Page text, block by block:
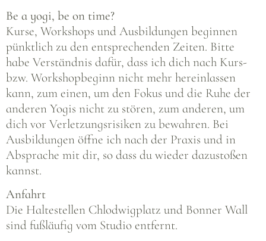
Be a yogi, be on time?
Kurse, Workshops und Ausbildungen beginnen
pünktlich zu den entsprechenden Zeiten. Bitte
habe Verständnis dafür, dass ich dich nach Kurs-
bzw. Workshopbeginn nicht mehr hereinlassen
kann, zum einen, um den Fokus und die Ruhe der
anderen Yogis nicht zu stören, zum anderen, um
dich vor Verletzungsrisiken zu bewahren. Bei
Ausbildungen öffne ich nach der Praxis und in
Absprache mit dir, so dass du wieder dazustoßen
kannst.
Anfahrt
Die Haltestellen Chlodwigplatz und Bonner Wall
sind fußläufig vom Studio entfernt.